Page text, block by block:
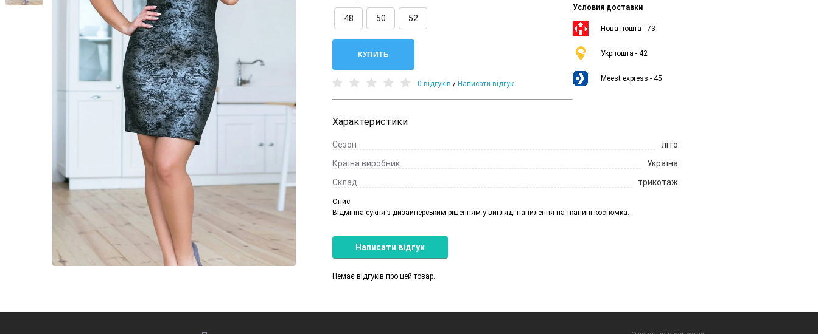
48 50 52
КУПИТЬ
0 відгуків / Написати відгук
Условия доставки
Нова пошта - 73
Укрпошта - 42
Meest express - 45
Характеристики
Сезон
літо
Країна виробник
Україна
Cклад
трикотаж
Опис
Відмінна сукня з дизайнерським рішенням у вигляді напилення на тканині костюмка.
Написати відгук
Немає відгуків про цей товар.